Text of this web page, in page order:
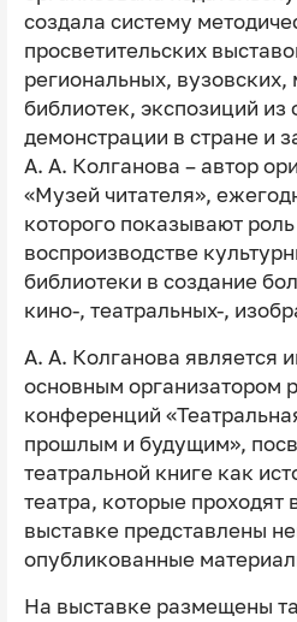
создала систему
просветительских
региональных, вузовских,
библиотек, экспозиций
демонстрации в стране и
А. А. Колганова – автор
«Музей читателя»,
которого показывают
воспроизводстве
библиотеки в создание
кино-, театральных-,
А. А. Колганова является
основным организатором
конференций
прошлым и будущим»,
театральной книге как
театра, которые проходят
выставке представлены
опубликованные
На выставке размещены